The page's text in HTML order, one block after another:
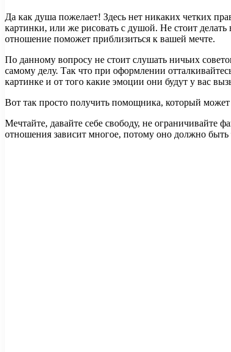
Да как душа пожелает! Здесь нет никаких четких
картинки, или же рисовать с душой. Не стоит делать
отношение поможет приблизиться к вашей мечте.
По данному вопросу не стоит слушать ничьих
самому делу. Так что при оформлении
картинке и от того какие эмоции они будут у вас
Вот так просто получить помощника, который
Мечтайте, давайте себе свободу, не ограничивайте
отношения зависит многое, потому оно должно